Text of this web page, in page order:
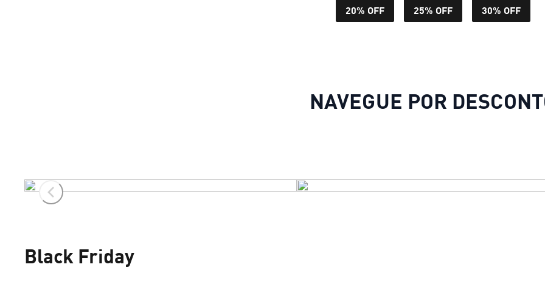
20% OFF 25% OFF 30% OFF
NAVEGUE POR
Black Friday